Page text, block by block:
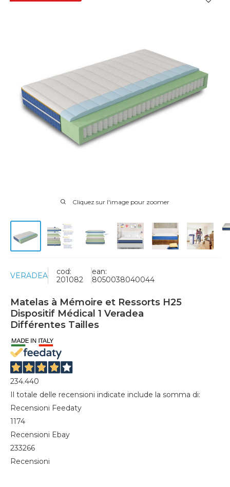
Cliquez sur l'image pour zoomer
VERADEA
cod:
201082
ean:
8050038040044
Matelas à Mémoire et Ressorts H25
Dispositif Médical 1 Veradea
Différentes Tailles
234.440
Il totale delle recensioni indicate include la somma di:
Recensioni Feedaty
1174
Recensioni Ebay
233266
Recensioni